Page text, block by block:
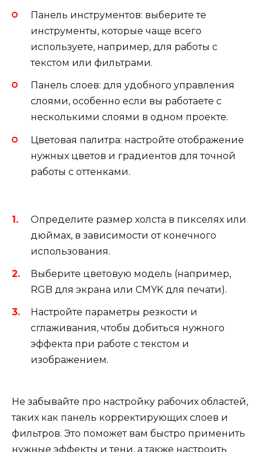
Панель инструментов: выберите те
инструменты, которые чаще всего
используете, например, для работы с
текстом или фильтрами.
Панель слоев: для удобного управления
слоями, особенно если вы работаете с
несколькими слоями в одном проекте.
Цветовая палитра: настройте отображение
нужных цветов и градиентов для точной
работы с оттенками.
Определите размер холста в пикселях или
дюймах, в зависимости от конечного
использования.
Выберите цветовую модель (например,
RGB для экрана или CMYK для печати).
Настройте параметры резкости и
сглаживания, чтобы добиться нужного
эффекта при работе с текстом и
изображением.
Не забывайте про настройку рабочих областей,
таких как панель корректирующих слоев и
фильтров. Это поможет вам быстро применить
нужные эффекты и тени, а также настроить